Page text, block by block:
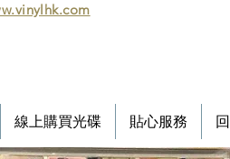
線上購買光碟 貼心服務